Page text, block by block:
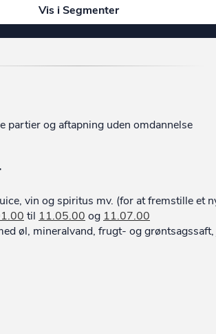
Vis i Segmenter
partier og aftapning uden omdannelse
vin og spiritus mv. (for at fremstille et
til 11.05.00 og 11.07.00
øl, mineralvand, frugt- og